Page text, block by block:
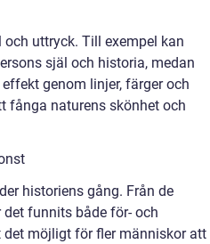
uttryck. Till exempel kan
själ och historia, medan
genom linjer, färger och
fånga naturens skönhet och
historiens gång. Från de
funnits både för- och
det möjligt för fler människor att